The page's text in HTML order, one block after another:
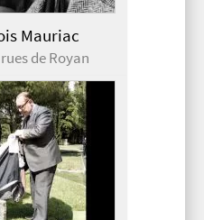
Mauriac
de Royan